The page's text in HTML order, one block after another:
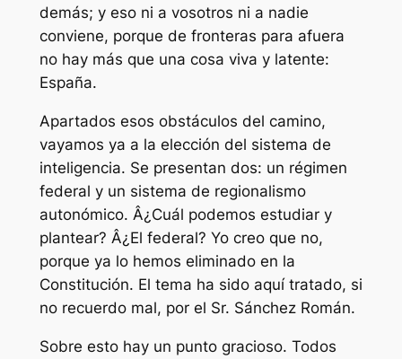
demás; y eso ni a vosotros ni a nadie
conviene, porque de fronteras para afuera
no hay más que una cosa viva y latente:
España.
Apartados esos obstáculos del camino,
vayamos ya a la elección del sistema de
inteligencia. Se presentan dos: un régimen
federal y un sistema de regionalismo
autonómico. Â¿Cuál podemos estudiar y
plantear? Â¿El federal? Yo creo que no,
porque ya lo hemos eliminado en la
Constitución. El tema ha sido aquí tratado, si
no recuerdo mal, por el Sr. Sánchez Román.
Sobre esto hay un punto gracioso. Todos